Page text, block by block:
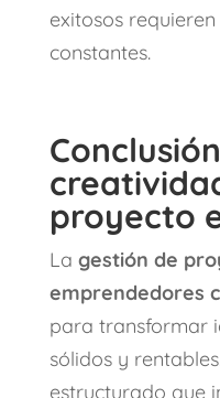
exitosos
constantes.
proyecto
La gestión de
emprendedores
para transformar
sólidos y
estructurado que